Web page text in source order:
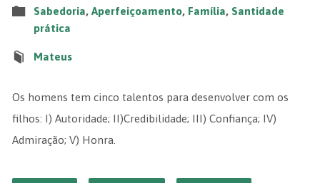
Sabedoria, Aperfeiçoamento, Família, Santidade
prática
Mateus
Os homens tem cinco talentos para desenvolver com os
filhos: I) Autoridade; II)Credibilidade; III) Confiança; IV)
Admiração; V) Honra.